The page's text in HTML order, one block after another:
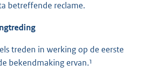
betreffende reclame.
treden in werking op de eerste
bekendmaking ervan.¹